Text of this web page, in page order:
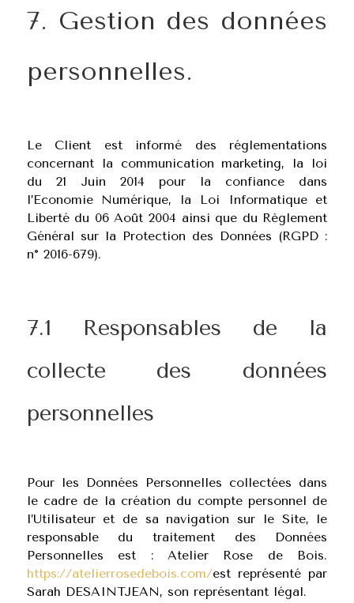
7. Gestion des données
personnelles.
Le Client est informé des réglementations
concernant la communication marketing, la loi
du 21 Juin 2014 pour la confiance dans
l’Economie Numérique, la Loi Informatique et
Liberté du 06 Août 2004 ainsi que du Règlement
Général sur la Protection des Données (RGPD :
n° 2016-679).
7.1 Responsables de la
collecte des données
personnelles
Pour les Données Personnelles collectées dans
le cadre de la création du compte personnel de
l’Utilisateur et de sa navigation sur le Site, le
responsable du traitement des Données
Personnelles est : Atelier Rose de Bois.
https://atelierrosedebois.com/est représenté par
Sarah DESAINTJEAN, son représentant légal.